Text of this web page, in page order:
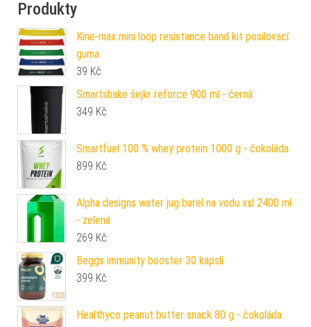
Produkty
Kine-max mini loop resistance band kit posilovací
guma
39 Kč
Smartshake šejkr reforce 900 ml - černá
349 Kč
Smartfuel 100 % whey protein 1000 g - čokoláda
899 Kč
Alpha designs water jug barel na vodu xxl 2400 ml
- zelená
269 Kč
Beggs immunity booster 30 kapslí
399 Kč
Healthyco peanut butter snack 80 g - čokoláda